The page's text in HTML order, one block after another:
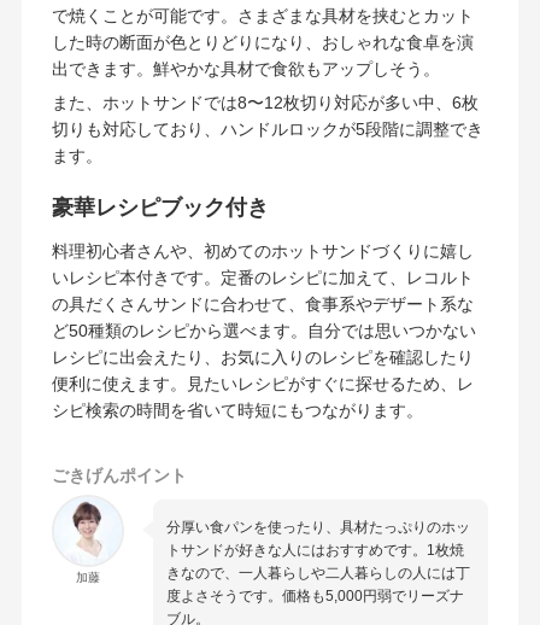
で焼くことが可能です。さまざまな具材を挟むとカット
した時の断面が色とりどりになり、おしゃれな食卓を演
出できます。鮮やかな具材で食欲もアップしそう。
また、ホットサンドでは8〜12枚切り対応が多い中、6枚
切りも対応しており、ハンドルロックが5段階に調整でき
ます。
豪華レシピブック付き
料理初心者さんや、初めてのホットサンドづくりに嬉し
いレシピ本付きです。定番のレシピに加えて、レコルト
の具だくさんサンドに合わせて、食事系やデザート系な
ど50種類のレシピから選べます。自分では思いつかない
レシピに出会えたり、お気に入りのレシピを確認したり
便利に使えます。見たいレシピがすぐに探せるため、レ
シピ検索の時間を省いて時短にもつながります。
ごきげんポイント
加藤
分厚い食パンを使ったり、具材たっぷりのホッ
トサンドが好きな人にはおすすめです。1枚焼
きなので、一人暮らしや二人暮らしの人には丁
度よさそうです。価格も5,000円弱でリーズナ
ブル。